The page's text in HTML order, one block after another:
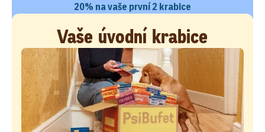
20% na vaše první 2 krabice
Vaše úvodní krabice